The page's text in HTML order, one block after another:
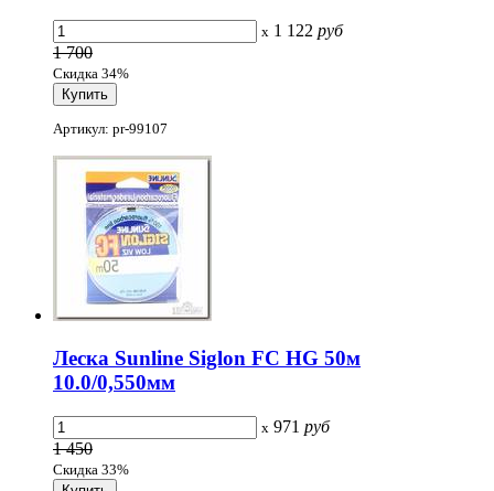
x 1 122 руб
1 700
Скидка 34%
Артикул: pr-99107
Леска Sunline Siglon FC HG 50м
10.0/0,550мм
x 971 руб
1 450
Скидка 33%